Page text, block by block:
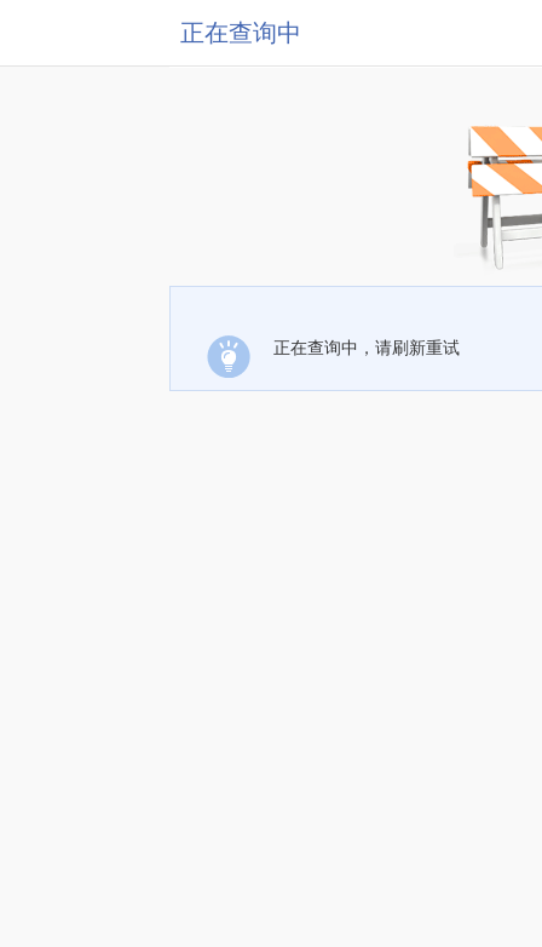
正在查询中
正在查询中，请刷新重试